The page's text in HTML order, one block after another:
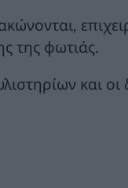
της φωτιάς.
και